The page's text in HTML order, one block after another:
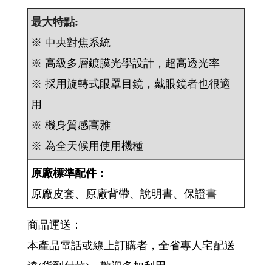
最大特點:
※ 中央對焦系統
※ 高級多層鍍膜光學設計，超高透光率
※ 採用旋轉式眼罩目鏡，戴眼鏡者也很適
用
※ 機身質感高雅
※ 為全天候用使用機種
原廠標準配件：
原廠皮套、原廠背帶、說明書、保證書
商品運送：
本產品電話或線上訂購者，全省專人宅配送